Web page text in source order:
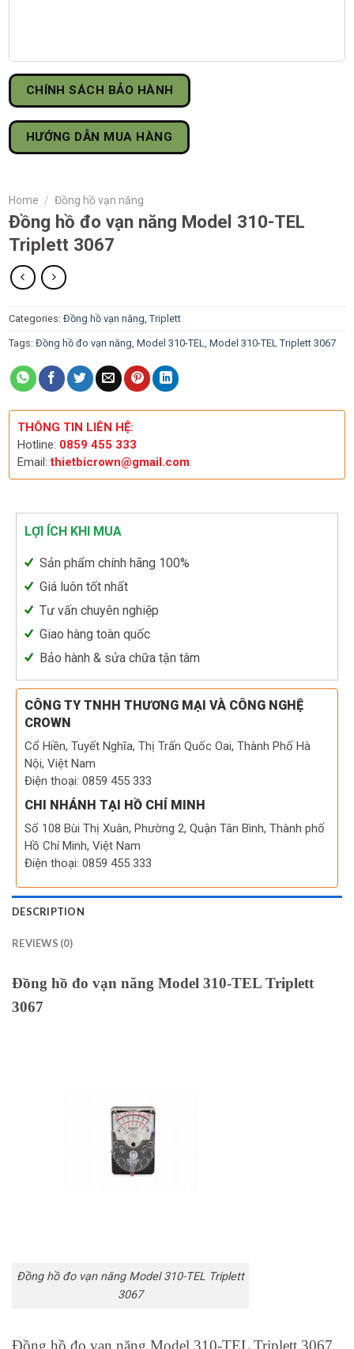
CHÍNH SÁCH BẢO HÀNH
HƯỚNG DẪN MUA HÀNG
Home / Đồng hồ vạn năng
Đồng hồ đo vạn năng Model 310-TEL
Triplett 3067
Categories: Đồng hồ vạn năng, Triplett
Tags: Đồng hồ đo vạn năng, Model 310-TEL, Model 310-TEL Triplett 3067
THÔNG TIN LIÊN HỆ:
Hotline: 0859 455 333
Email:thietbicrown@gmail.com
LỢI ÍCH KHI MUA
Sản phẩm chính hãng 100%
Giá luôn tốt nhất
Tư vấn chuyên nghiệp
Giao hàng toàn quốc
Bảo hành & sửa chữa tận tâm
CÔNG TY TNHH THƯƠNG MẠI VÀ CÔNG NGHỆ
CROWN
Cổ Hiền, Tuyết Nghĩa, Thị Trấn Quốc Oai, Thành Phố Hà
Nội, Việt Nam
Điện thoại: 0859 455 333
CHI NHÁNH TẠI HỒ CHÍ MINH
Số 108 Bùi Thị Xuân, Phường 2, Quận Tân Bình, Thành phố
Hồ Chí Minh, Việt Nam
Điện thoại: 0859 455 333
DESCRIPTION
REVIEWS (0)
Đồng hồ đo vạn năng Model 310-TEL Triplett
3067
Đồng hồ đo vạn năng Model 310-TEL Triplett
3067
Đồng hồ đo vạn năng Model 310-TEL Triplett 3067